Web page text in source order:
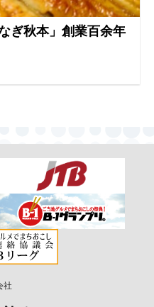
ぎ秋本」創業百余年
社